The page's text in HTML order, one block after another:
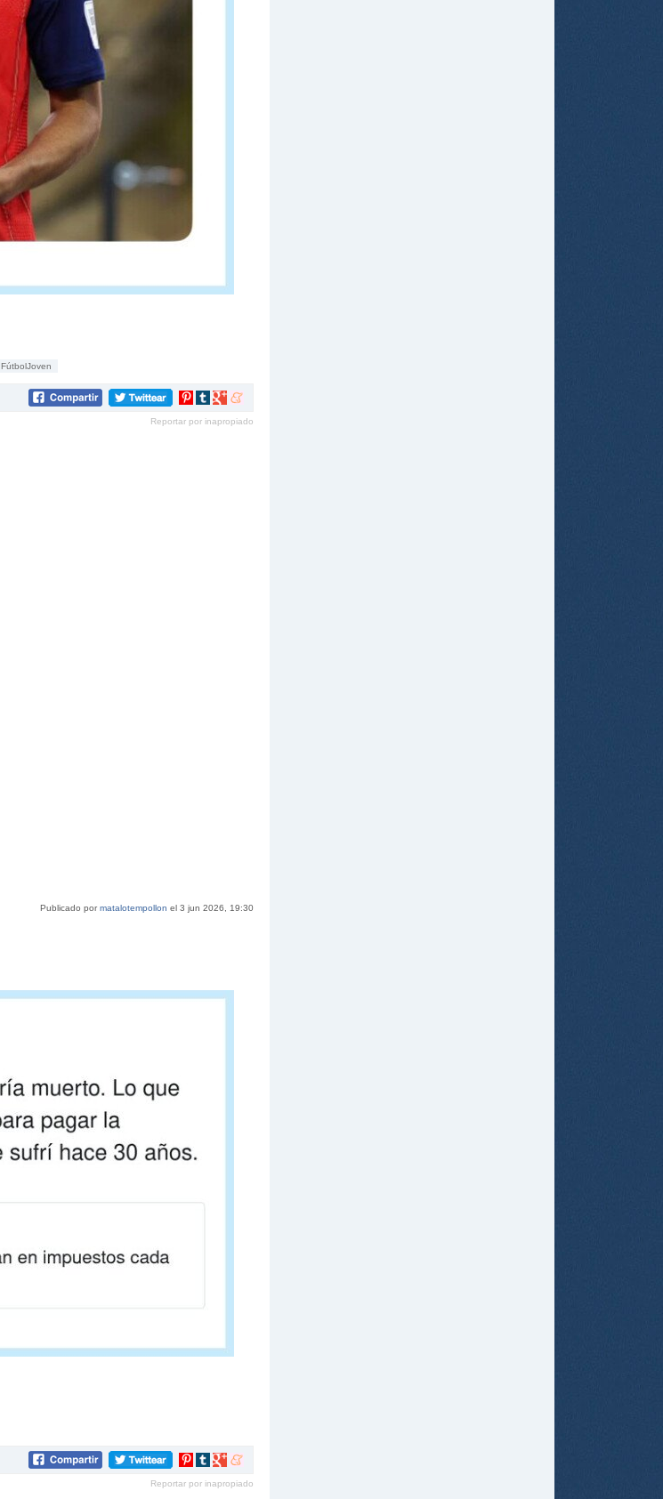
FútbolJoven
Compartir
Pinterest
Compartir
tumblr
Compartir
Google+
Compartir
meneame
Reportar por inapropiado
Publicado pormatalotempollon el 3 jun 2026, 19:30
Compartir
Pinterest
Compartir
tumblr
Compartir
Google+
Compartir
meneame
Reportar por inapropiado